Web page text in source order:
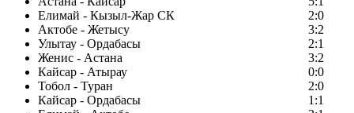
Елимай - Кызыл-Жар СК
2:0
Актобе - Жетысу
3:2
Улытау - Ордабасы
2:1
Женис - Астана
3:2
Кайсар - Атырау
0:0
Тобол - Туран
2:0
Кайсар - Ордабасы
1:1